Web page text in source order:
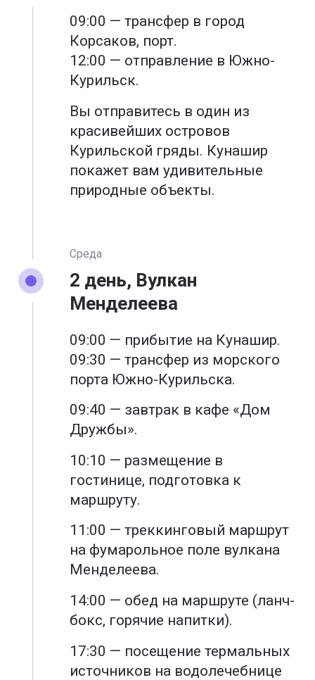
09:00 — трансфер в город
Корсаков, порт.
12:00 — отправление в Южно-
Курильск.
Вы отправитесь в один из
красивейших островов
Курильской гряды. Кунашир
покажет вам удивительные
природные объекты.
Среда
2 день, Вулкан
Менделеева
09:00 — прибытие на Кунашир.
09:30 — трансфер из морского
порта Южно-Курильска.
09:40 — завтрак в кафе «Дом
Дружбы».
10:10 — размещение в
гостинице, подготовка к
маршруту.
11:00 — треккинговый маршрут
на фумарольное поле вулкана
Менделеева.
14:00 — обед на маршруте (ланч-
бокс, горячие напитки).
17:30 — посещение термальных
источников на водолечебнице